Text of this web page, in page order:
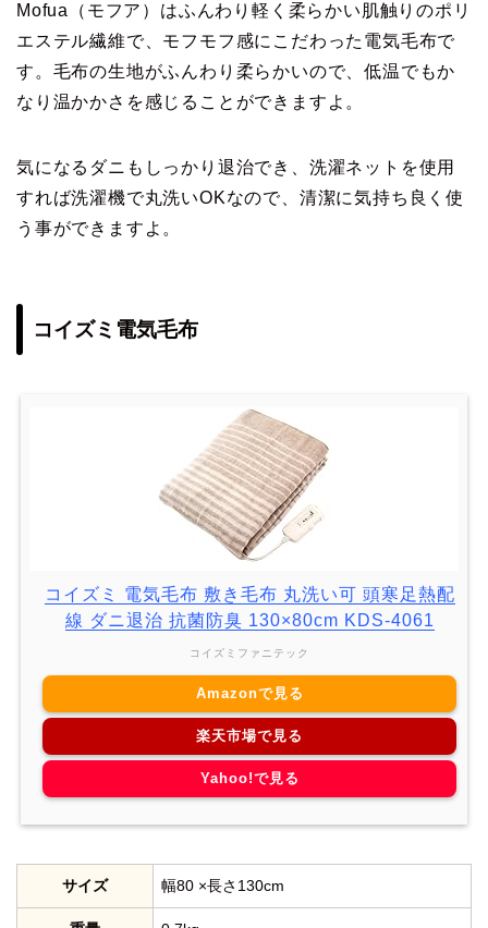
Mofua（モフア）はふんわり軽く柔らかい肌触りのポリ
エステル繊維で、モフモフ感にこだわった電気毛布で
す。毛布の生地がふんわり柔らかいので、低温でもか
なり温かかさを感じることができますよ。
気になるダニもしっかり退治でき、洗濯ネットを使用
すれば洗濯機で丸洗いOKなので、清潔に気持ち良く使
う事ができますよ。
コイズミ電気毛布
コイズミ 電気毛布 敷き毛布 丸洗い可 頭寒足熱配
線 ダニ退治 抗菌防臭 130×80cm KDS-4061
コイズミファニテック
Amazonで見る
楽天市場で見る
Yahoo!で見る
サイズ 幅80 ×長さ130cm